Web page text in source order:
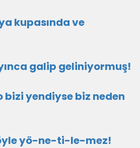
kupasında ve
galip geliniyormuş!
bizi yendiyse biz neden
yö-ne-ti-le-mez!